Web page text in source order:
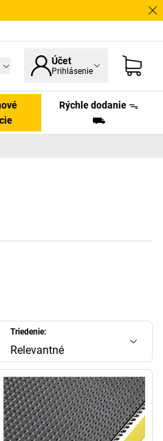
Účet
Prihlásenie
Rýchle dodanie ᯓ
⛟
Triedenie:
Relevantné